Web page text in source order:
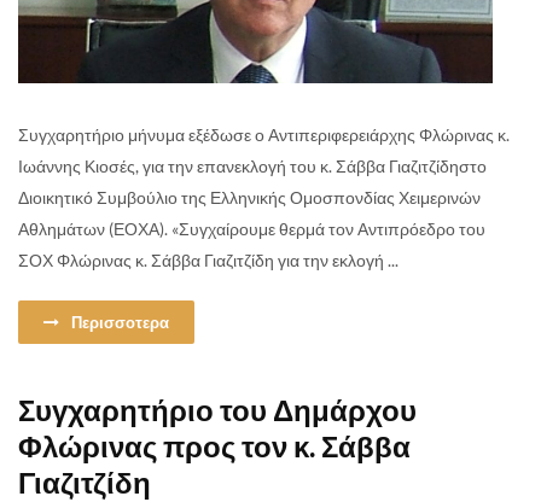
Συγχαρητήριο μήνυμα εξέδωσε ο Αντιπεριφερειάρχης Φλώρινας κ.
Ιωάννης Κιοσές, για την επανεκλογή του κ. Σάββα Γιαζιτζίδηστο
Διοικητικό Συμβούλιο της Ελληνικής Ομοσπονδίας Χειμερινών
Αθλημάτων (ΕΟΧΑ). «Συγχαίρουμε θερμά τον Αντιπρόεδρο του
ΣΟΧ Φλώρινας κ. Σάββα Γιαζιτζίδη για την εκλογή ...
Περισσοτερα
Συγχαρητήριο του Δημάρχου
Φλώρινας προς τον κ. Σάββα
Γιαζιτζίδη